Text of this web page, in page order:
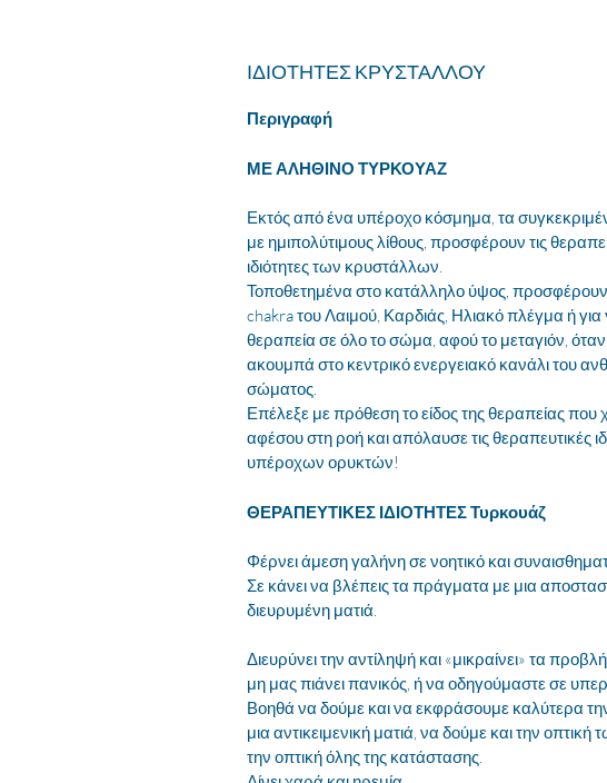
ΙΔΙΟΤΗΤΕΣ ΚΡΥΣΤΑΛΛΟΥ
Περιγραφή
ΜΕ ΑΛΗΘΙΝΟ ΤΥΡΚΟΥΑΖ
Εκτός από ένα υπέροχο κόσμημα, τα
με ημιπολύτιμους λίθους, προσφέρουν τις
ιδιότητες των κρυστάλλων.
Τοποθετημένα στο κατάλληλο ύψος,
chakra του Λαιμού, Καρδιάς, Ηλιακό πλέγμα ή για
θεραπεία σε όλο το σώμα, αφού το μεταγιόν, όταν
ακουμπά στο κεντρικό ενεργειακό κανάλι του
σώματος.
Επέλεξε με πρόθεση το είδος της θεραπείας που
αφέσου στη ροή και απόλαυσε τις θεραπευτικές
υπέροχων ορυκτών!
ΘΕΡΑΠΕΥΤΙΚΕΣ ΙΔΙΟΤΗΤΕΣ Τυρκουάζ
Φέρνει άμεση γαλήνη σε νοητικό και
Σε κάνει να βλέπεις τα πράγματα με μια
διευρυμένη ματιά.
Διευρύνει την αντίληψή και «μικραίνει» τα
μη μας πιάνει πανικός, ή να οδηγούμαστε σε
Βοηθά να δούμε και να εκφράσουμε καλύτερα
μια αντικειμενική ματιά, να δούμε και την
την οπτική όλης της κατάστασης.